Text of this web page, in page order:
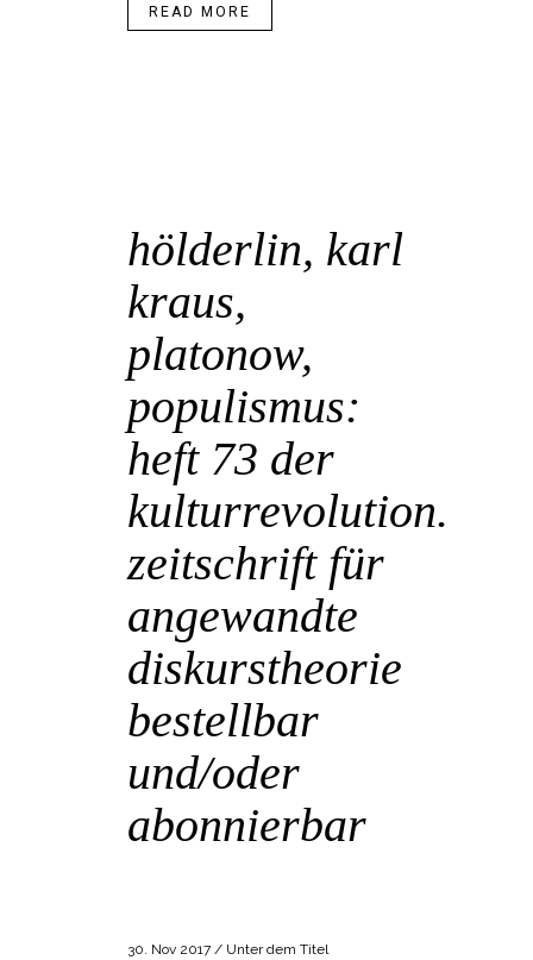
READ MORE
hölderlin, karl
kraus,
platonow,
populismus:
heft 73 der
kulturrevolution.
zeitschrift für
angewandte
diskurstheorie
bestellbar
und/oder
abonnierbar
30. Nov 2017 / Unter dem Titel